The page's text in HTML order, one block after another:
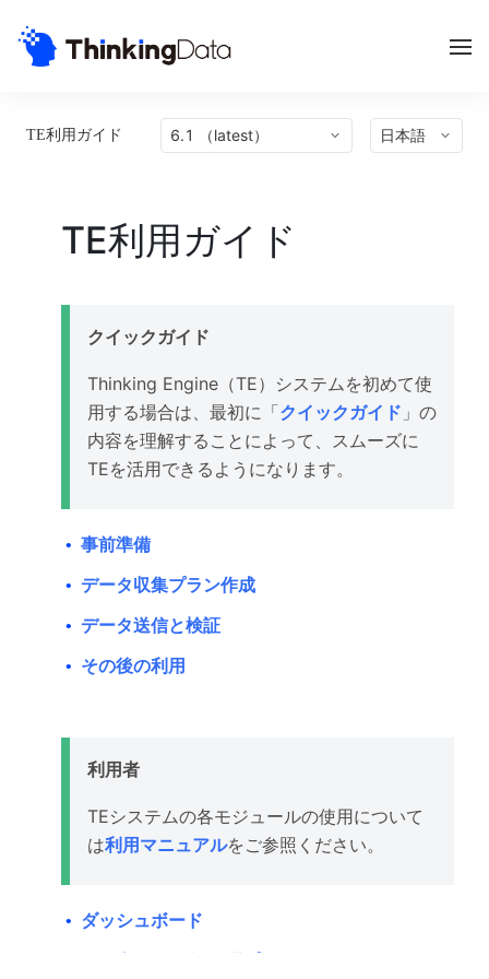
TE利用ガイド 6.1 （latest） 日本語
TE利用ガイド
クイックガイド
Thinking Engine（TE）システムを初めて使
用する場合は、最初に「クイックガイド 」の
内容を理解することによって、スムーズに
TEを活用できるようになります。
• 事前準備
• データ収集プラン作成
• データ送信と検証
• その後の利用
利用者
TEシステムの各モジュールの使用について
は利用マニュアルをご参照ください。
• ダッシュボード